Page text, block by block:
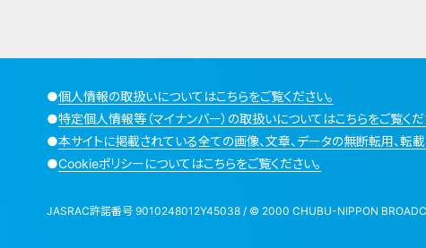
●個人情報の取扱いについてはこちらをご覧ください。
●特定個人情報等（マイナンバー）の取扱いについてはこちらをご覧くだ
●本サイトに掲載されている全ての画像、文章、データの無断転用、転載
●Cookieポリシーについてはこちらをご覧ください。
JASRAC許諾番号 9010248012Y45038 / © 2000 CHUBU-NIPPON